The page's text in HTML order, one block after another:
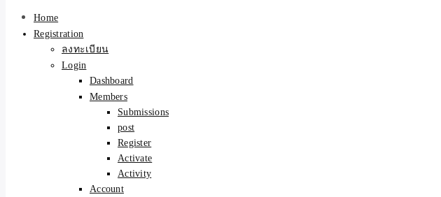
Home
Registration
ลงทะเบียน
Login
Dashboard
Members
Submissions
post
Register
Activate
Activity
Account